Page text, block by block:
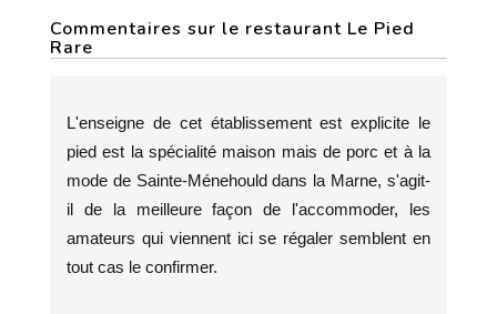
Commentaires sur le restaurant Le Pied
Rare
L'enseigne de cet établissement est explicite le
pied est la spécialité maison mais de porc et à la
mode de Sainte-Ménehould dans la Marne, s'agit-
il de la meilleure façon de l'accommoder, les
amateurs qui viennent ici se régaler semblent en
tout cas le confirmer.